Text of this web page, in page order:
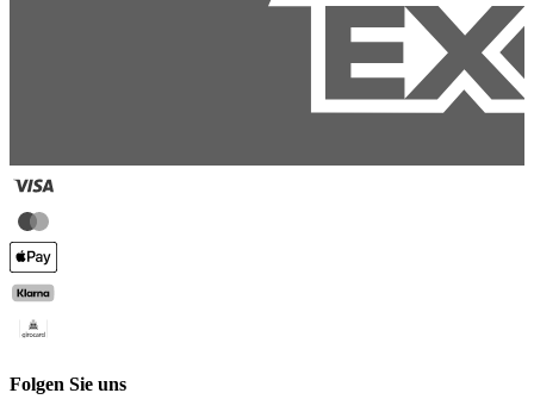
Folgen Sie uns